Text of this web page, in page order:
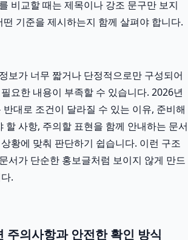
비교할 때는 제목이나 강조 문구만 보지
기준을 제시하는지 함께 살펴야 합니다.
보가 너무 짧거나 단정적으로만 구성되어
요한 내용이 부족할 수 있습니다. 2026년
대로 조건이 달라질 수 있는 이유, 준비해
할 사항, 주의할 표현을 함께 안내하는 문서
황에 맞춰 판단하기 쉽습니다. 이런 구조
서가 단순한 홍보글처럼 보이지 않게 만드
.
주의사항과 안전한 확인 방식